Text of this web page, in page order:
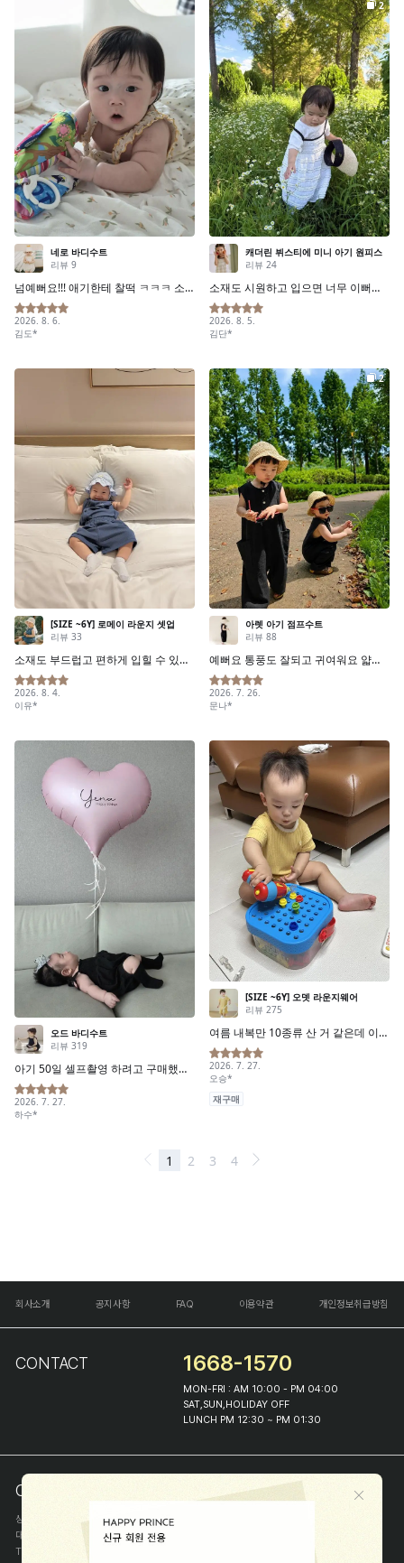
회사소개 공지사항 FAQ 이용약관 개인정보취급방침
CONTACT 1668-1570
MON-FRI : AM 10:00 - PM 04:00
SAT,SUN,HOLIDAY OFF
LUNCH PM 12:30 ~ PM 01:30
COMPANY INFO
상호
(주)해피프린스
대표
이화진
TEL